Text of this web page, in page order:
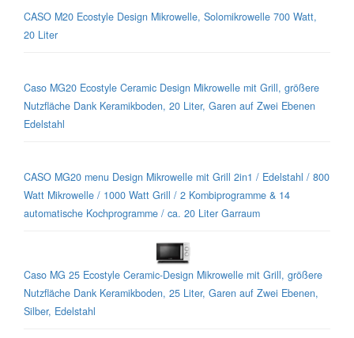
CASO M20 Ecostyle Design Mikrowelle, Solomikrowelle 700 Watt,
20 Liter
Caso MG20 Ecostyle Ceramic Design Mikrowelle mit Grill, größere
Nutzfläche Dank Keramikboden, 20 Liter, Garen auf Zwei Ebenen
Edelstahl
CASO MG20 menu Design Mikrowelle mit Grill 2in1 / Edelstahl / 800
Watt Mikrowelle / 1000 Watt Grill / 2 Kombiprogramme & 14
automatische Kochprogramme / ca. 20 Liter Garraum
Caso MG 25 Ecostyle Ceramic-Design Mikrowelle mit Grill, größere
Nutzfläche Dank Keramikboden, 25 Liter, Garen auf Zwei Ebenen,
Silber, Edelstahl